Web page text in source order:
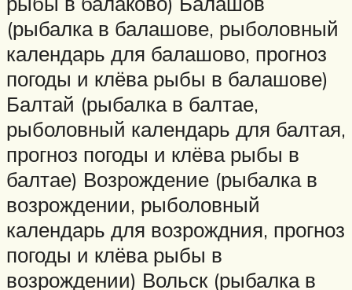
(рыбалка в балашове, рыболовный
календарь для балашово, прогноз
погоды и клёва рыбы в балашове)
Балтай (рыбалка в балтае,
рыболовный календарь для балтая,
прогноз погоды и клёва рыбы в
балтае) Возрождение (рыбалка в
возрождении, рыболовный
календарь для возрождния, прогноз
погоды и клёва рыбы в
возрождении) Вольск (рыбалка в